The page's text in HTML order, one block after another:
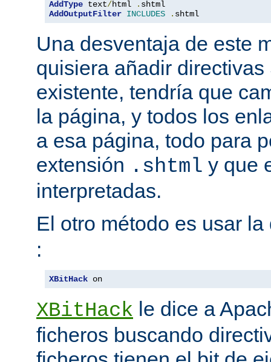
AddType text/html .
AddOutputFilter INCLUDES . shtml
Una desventaja de este
quisiera añadir
existente, tendría que
la página, y todos los
a esa página, todo para
extensión .shtml y que
interpretadas.
El otro método es usar
:
XBitHack on
XBitHack le dice a
ficheros buscando